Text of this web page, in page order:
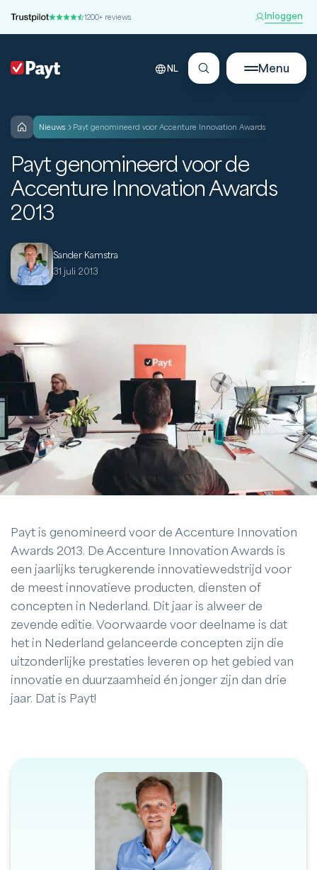
1200+ reviews Inloggen
NL Menu
nieuws Payt genomineerd voor Accenture Innovation Awards
Payt genomineerd voor de
Accenture Innovation Awards
2013
Sander Kamstra
31 juli 2013
Payt is genomineerd voor de Accenture Innovation
Awards 2013. De Accenture Innovation Awards is
een jaarlijks terugkerende innovatiewedstrijd voor
de meest innovatieve producten, diensten of
concepten in Nederland. Dit jaar is alweer de
zevende editie. Voorwaarde voor deelname is dat
het in Nederland gelanceerde concepten zijn die
uitzonderlijke prestaties leveren op het gebied van
innovatie en duurzaamheid én jonger zijn dan drie
jaar. Dat is Payt!